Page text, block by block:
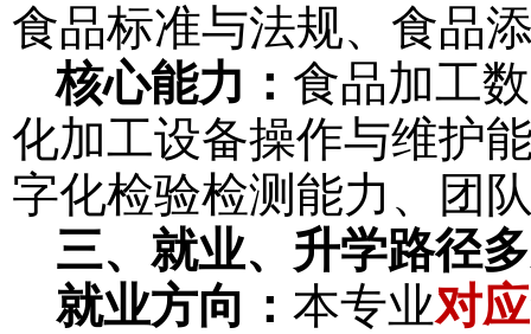
食品标准与法规、食品
核心能力： 食品加工
化加工设备操作与维护
字化检验检测能力、团
三、就业、升学路径
就业方向 ： 本专业对应